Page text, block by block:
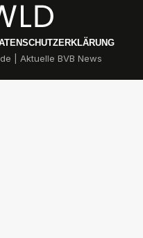
| Aktuelle BVB News